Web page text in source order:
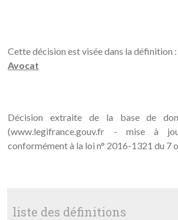
Cette décision est visée dans la définition :
Avocat
Décision extraite de la base de
(www.legifrance.gouv.fr - mise à
conformément à la loi n° 2016-1321 du 7
liste des définitions